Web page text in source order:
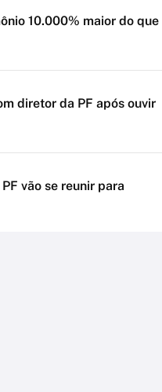
10.000% maior do que
diretor da PF após ouvir
vão se reunir para